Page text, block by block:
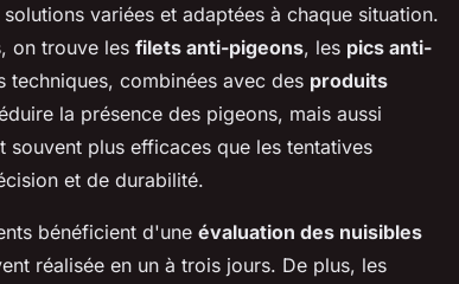
variées et adaptées à chaque situation.
on trouve les filets anti-pigeons, les pics anti-
techniques, combinées avec des produits
la présence des pigeons, mais aussi
plus efficaces que les tentatives
et de durabilité.
bénéficient d'une évaluation des nuisibles
réalisée en un à trois jours. De plus, les